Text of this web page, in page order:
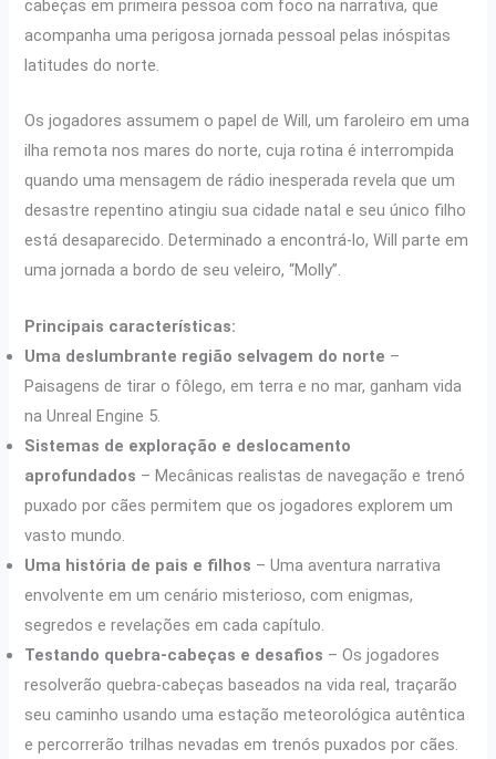
cabeças em primeira pessoa com foco na narrativa, que
acompanha uma perigosa jornada pessoal pelas inóspitas
latitudes do norte.
Os jogadores assumem o papel de Will, um faroleiro em uma
ilha remota nos mares do norte, cuja rotina é interrompida
quando uma mensagem de rádio inesperada revela que um
desastre repentino atingiu sua cidade natal e seu único filho
está desaparecido. Determinado a encontrá-lo, Will parte em
uma jornada a bordo de seu veleiro, “Molly”.
Principais características:
Uma deslumbrante região selvagem do norte –
Paisagens de tirar o fôlego, em terra e no mar, ganham vida
na Unreal Engine 5.
Sistemas de exploração e deslocamento
aprofundados – Mecânicas realistas de navegação e trenó
puxado por cães permitem que os jogadores explorem um
vasto mundo.
Uma história de pais e filhos – Uma aventura narrativa
envolvente em um cenário misterioso, com enigmas,
segredos e revelações em cada capítulo.
Testando quebra-cabeças e desafios – Os jogadores
resolverão quebra-cabeças baseados na vida real, traçarão
seu caminho usando uma estação meteorológica autêntica
e percorrerão trilhas nevadas em trenós puxados por cães.